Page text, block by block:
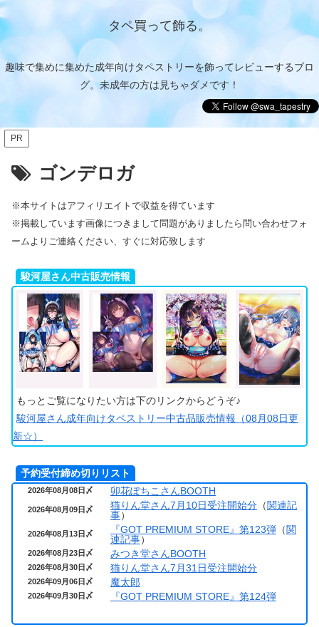
タペ買って飾る。
趣味で集めに集めた成年向けタペストリーを飾ってレビューするブロ
グ。未成年の方は見ちゃダメです！
PR
ゴンデロガ
※本サイトはアフィリエイトで収益を得ています
※掲載しています画像につきまして問題がありましたら問い合わせフォ
ームよりご連絡ください、すぐに対応致します
駿河屋さん中古販売情報
もっとご覧になりたい方は下のリンクからどうぞ♪
駿河屋さん成年向けタペストリー中古品販売情報（08月08日更
新☆）
予約受付締め切りリスト
2026年08月08日〆 卯花ぽちこさんBOOTH
2026年08月09日〆 猫りん堂さん7月10日受注開始分 （関連記
事）
2026年08月13日〆 『GOT PREMIUM STORE』第123弾 （関
連記事）
2026年08月23日〆 みつき堂さんBOOTH
2026年08月30日〆 猫りん堂さん7月31日受注開始分
2026年09月06日〆 魔太郎
2026年09月30日〆 『GOT PREMIUM STORE』第124弾